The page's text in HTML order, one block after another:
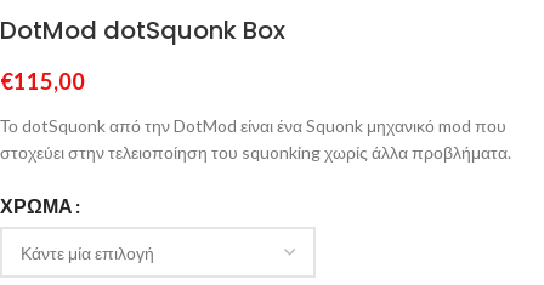
DotMod dotSquonk Box
€115,00
Το dotSquonk από την DotMod είναι ένα Squonk μηχανικό mod που
στοχεύει στην τελειοποίηση του squonking χωρίς άλλα προβλήματα.
ΧΡΏΜΑ